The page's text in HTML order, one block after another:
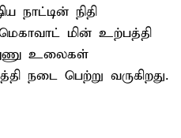
நாட்டின் நிதி
மின் உற்பத்தி
உலைகள்
நடை பெற்று வருகிறது.